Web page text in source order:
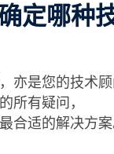
定哪种
亦是您的技术顾
所有疑问，
合适的解决方案